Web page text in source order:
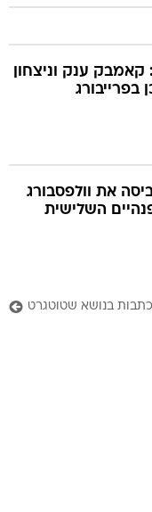
בדקה ה-99: קאמבק ענק וניצחון
בפרייבורג
את וולפסבורג
השלישית
בנושא שטוטגרט